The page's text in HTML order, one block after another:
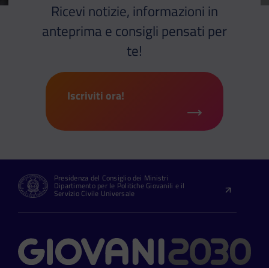
Ricevi notizie, informazioni in
anteprima e consigli pensati per
te!
Iscriviti ora!
Presidenza del Consiglio dei Ministri
Dipartimento per le Politiche Giovanili e il
Servizio Civile Universale
Contatti